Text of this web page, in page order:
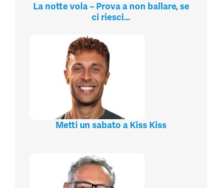
La notte vola – Prova a non ballare, se
ci riesci…
Metti un sabato a Kiss Kiss